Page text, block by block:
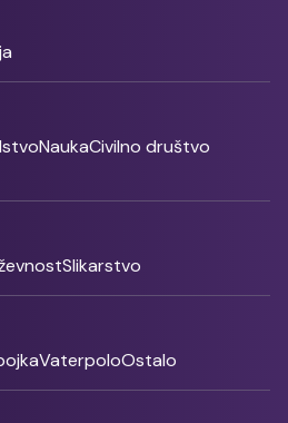
NaukaCivilno društvo
Slikarstvo
VaterpoloOstalo